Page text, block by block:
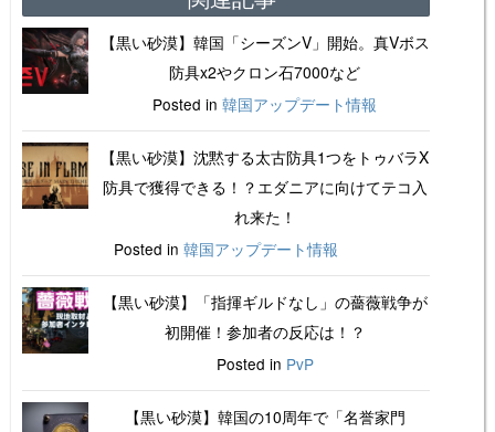
【黒い砂漠】韓国「シーズンV」開始。真Vボス
防具x2やクロン石7000など
Posted in 韓国アップデート情報
【黒い砂漠】沈黙する太古防具1つをトゥバラX
防具で獲得できる！？エダニアに向けてテコ入
れ来た！
Posted in 韓国アップデート情報
【黒い砂漠】「指揮ギルドなし」の薔薇戦争が
初開催！参加者の反応は！？
Posted in PvP
【黒い砂漠】韓国の10周年で「名誉家門